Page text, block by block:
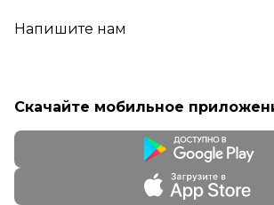
Напишите нам
Скачайте мобильное